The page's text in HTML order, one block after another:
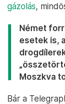
gázolás,
Német
esetek is,
Moszkva
Bár a